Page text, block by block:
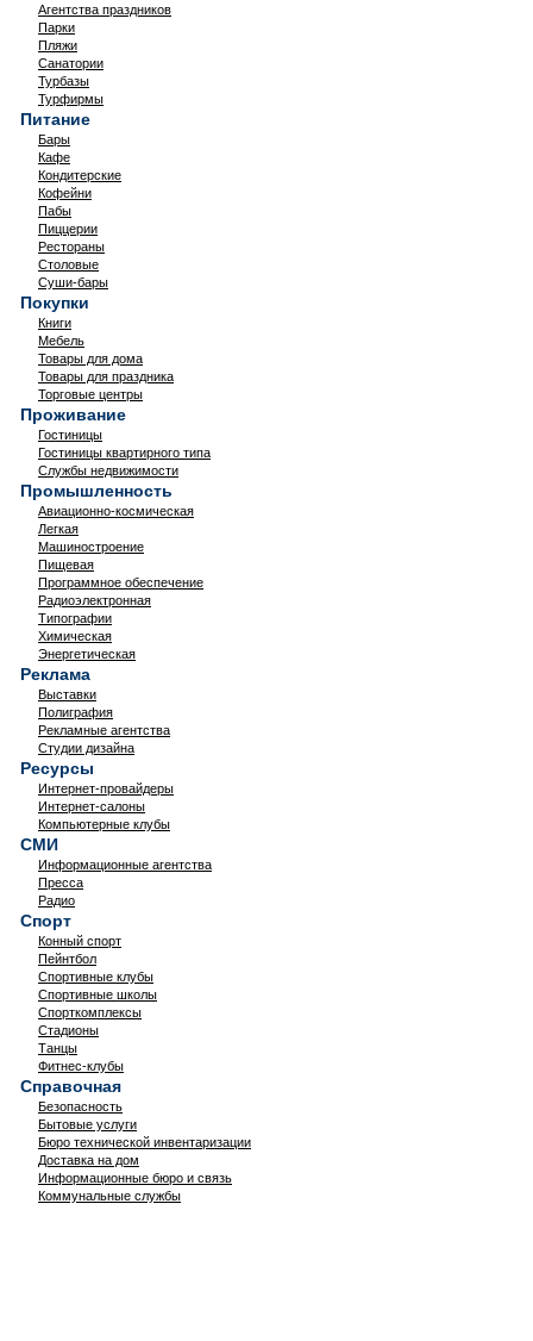
Агентства праздников
Парки
Пляжи
Санатории
Турбазы
Турфирмы
Питание
Бары
Кафе
Кондитерские
Кофейни
Пабы
Пиццерии
Рестораны
Столовые
Суши-бары
Покупки
Книги
Мебель
Товары для дома
Товары для праздника
Торговые центры
Проживание
Гостиницы
Гостиницы квартирного типа
Службы недвижимости
Промышленность
Авиационно-космическая
Легкая
Машиностроение
Пищевая
Программное обеспечение
Радиоэлектронная
Типографии
Химическая
Энергетическая
Реклама
Выставки
Полиграфия
Рекламные агентства
Студии дизайна
Ресурсы
Интернет-провайдеры
Интернет-салоны
Компьютерные клубы
СМИ
Информационные агентства
Пресса
Радио
Спорт
Конный спорт
Пейнтбол
Спортивные клубы
Спортивные школы
Спорткомплексы
Стадионы
Танцы
Фитнес-клубы
Справочная
Безопасность
Бытовые услуги
Бюро технической инвентаризации
Доставка на дом
Информационные бюро и связь
Коммунальные службы